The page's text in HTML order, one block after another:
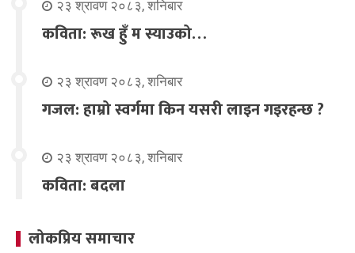
२३ श्रावण २०८३, शनिबार
कविता: रूख हुँ म स्याउको…
२३ श्रावण २०८३, शनिबार
गजल: हाम्रो स्वर्गमा किन यसरी लाइन गइरहन्छ ?
२३ श्रावण २०८३, शनिबार
कविता: बदला
लोकप्रिय समाचार